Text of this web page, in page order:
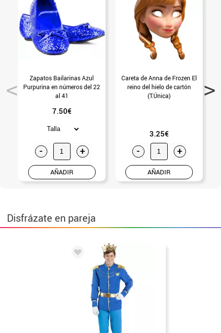
Zapatos Bailarinas Azul
Purpurina en números del 22
al 41
7.50€
- +
AÑADIR
Careta de Anna de Frozen El
reino del hielo de cartón
(T.Única)
3.25€
- +
AÑADIR
Disfrázate en pareja